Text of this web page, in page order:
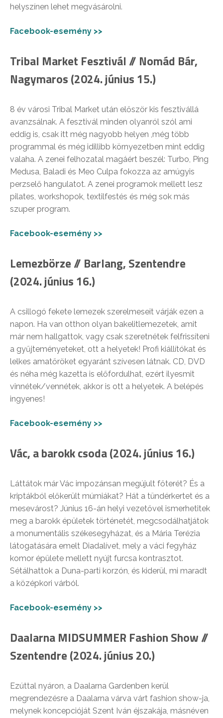
helyszínen lehet megvásárolni.
Facebook-esemény >>
Tribal Market Fesztivál // Nomád Bár,
Nagymaros (2024. június 15.)
8 év városi Tribal Market után először kis fesztivállá
avanzsálnak. A fesztivál minden olyanról szól ami
eddig is, csak itt még nagyobb helyen ,még több
programmal és még idillibb környezetben mint eddig
valaha. A zenei felhozatal magáért beszél: Turbo, Ping
Medusa, Baladi és Meo Culpa fokozza az amúgyis
perzselő hangulatot. A zenei programok mellett lesz
pilates, workshopok, textilfestés és még sok más
szuper program.
Facebook-esemény >>
Lemezbörze // Barlang, Szentendre
(2024. június 16.)
A csillogó fekete lemezek szerelmeseit várják ezen a
napon. Ha van otthon olyan bakelitlemezetek, amit
már nem hallgattok, vagy csak szeretnétek felfrissíteni
a gyűjteményeteket, ott a helyetek! Profi kiállítókat és
lelkes amatőröket egyaránt szívesen látnak. CD, DVD
és néha még kazetta is előfordulhat, ezért ilyesmit
vinnétek/vennétek, akkor is ott a helyetek. A belépés
ingyenes!
Facebook-esemény >>
Vác, a barokk csoda (2024. június 16.)
Láttátok már Vác impozánsan megújult főterét? És a
kriptákból előkerült múmiákat? Hát a tündérkertet és a
mesevárost? Június 16-án helyi vezetővel ismerhetitek
meg a barokk épületek történetét, megcsodálhatjátok
a monumentális székesegyházat, és a Mária Terézia
látogatására emelt Diadalívet, mely a váci fegyház
komor épülete mellett nyújt furcsa kontrasztot.
Sétálhattok a Duna-parti korzón, és kiderül, mi maradt
a középkori várból.
Facebook-esemény >>
Daalarna MIDSUMMER Fashion Show //
Szentendre (2024. június 20.)
Ezúttal nyáron, a Daalarna Gardenben kerül
megrendezésre a Daalarna várva várt fashion show-ja,
melynek koncepcióját Szent Iván éjszakája, másnéven